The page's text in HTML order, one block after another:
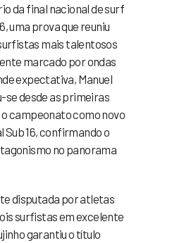
da final nacional de surf
uma prova que reuniu
mais talentosos
marcado por ondas
expectativa, Manuel
se desde as primeiras
campeonato como novo
Sub 16, confirmando o
no panorama
disputada por atletas
surfistas em excelente
garantiu o título